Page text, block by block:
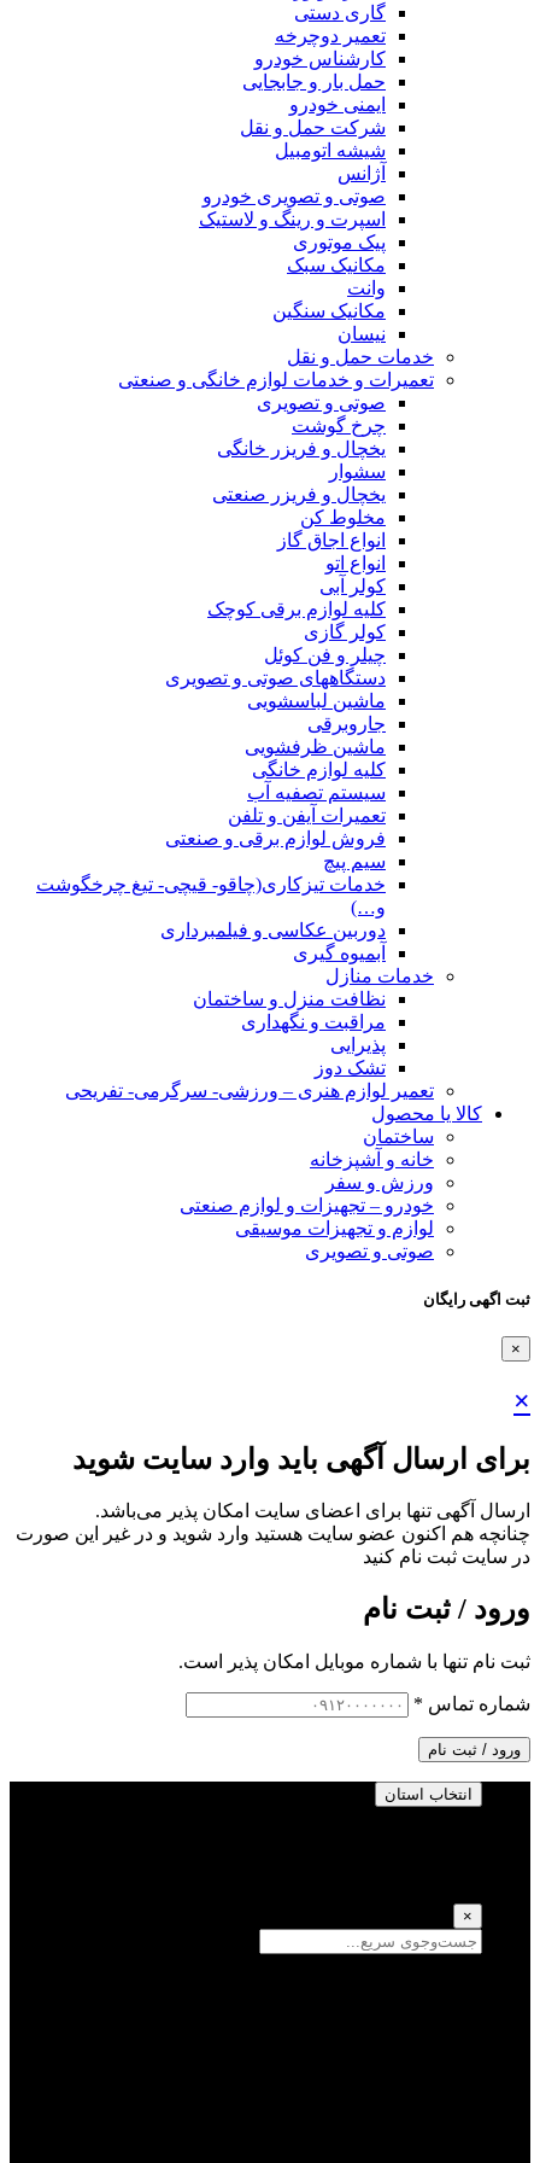
گاری دستی
تعمیر دوچرخه
کارشناس خودرو
حمل بار و جابجایی
ایمنی خودرو
شرکت حمل و نقل
شیشه اتومبیل
آژانس
صوتی و تصویری خودرو
اسپرت و رینگ و لاستیک
پیک موتوری
مکانیک سبک
وانت
مکانیک سنگین
نیسان
خدمات حمل و نقل
تعمیرات و خدمات لوازم خانگی و صنعتی
صوتی و تصویری
چرخ گوشت
یخچال و فریزر خانگی
سشوار
یخچال و فریزر صنعتی
مخلوط کن
انواع اجاق گاز
انواع اتو
کولر آبی
کلیه لوازم برقی کوچک
کولر گازی
چیلر و فن کوئل
دستگاههای صوتی و تصویری
ماشین لباسشویی
جاروبرقی
ماشین ظرفشویی
کلیه لوازم خانگی
سیستم تصفیه آب
تعمیرات آیفن و تلفن
فروش لوازم برقی و صنعتی
سیم پیچ
خدمات تیزکاری(چاقو- قیچی- تیغ چرخگوشت
و…)
دوربین عکاسی و فیلمبرداری
آبمیوه گیری
خدمات منازل
نظافت منزل و ساختمان
مراقبت و نگهداری
پذیرایی
تشک دوز
تعمیر لوازم هنری – ورزشی- سرگرمی- تفریحی
کالا یا محصول
ساختمان
خانه و آشپزخانه
ورزش و سفر
خودرو – تجهیزات و لوازم صنعتی
لوازم و تجهیزات موسیقی
صوتی و تصویری
ثبت اگهی رایگان
×
×
برای ارسال آگهی باید وارد سایت شوید
ارسال آگهی تنها برای اعضای سایت امکان پذیر می‌باشد.
چنانچه هم‌ اکنون عضو سایت هستید وارد شوید و در غیر این صورت
در سایت ثبت نام کنید
ورود / ثبت نام
ثبت نام تنها با شماره موبایل امکان پذیر است.
شماره تماس *
ورود / ثبت نام
انتخاب استان
×